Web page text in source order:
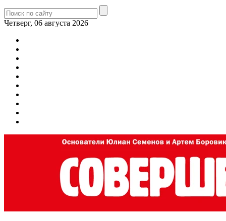
Четверг, 06 августа 2026